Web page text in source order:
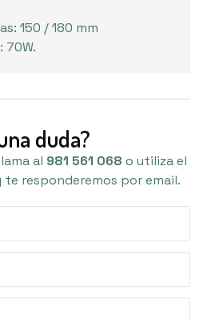
150 / 180 mm
70W.
duda?
al 981 561 068 o utiliza el
responderemos por email.